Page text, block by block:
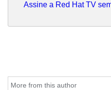
Assine a Red Hat TV